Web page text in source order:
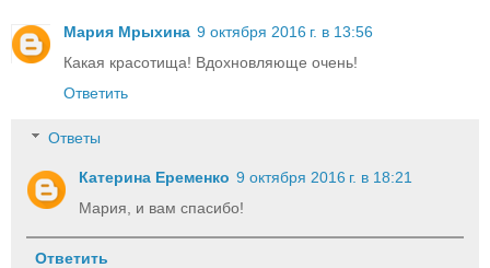
Мария Мрыхина 9 октября 2016 г. в 13:56
Какая красотища! Вдохновляюще очень!
Ответить
Ответы
Катерина Еременко 9 октября 2016 г. в 18:21
Мария, и вам спасибо!
Ответить